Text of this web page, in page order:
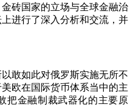
砖国家的立场与全球金融治
进行了深入分析和交流，并
敢如此对俄罗斯实施无所不
欧在国际货币体系当中的主
把金融制裁武器化的主要原